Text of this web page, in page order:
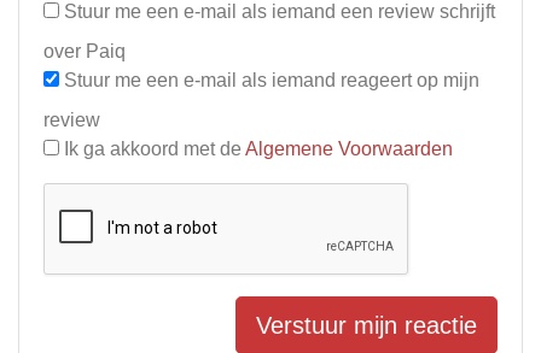
Stuur me een e-mail als iemand een review schrijft
over Paiq
Stuur me een e-mail als iemand reageert op mijn
review
Ik ga akkoord met de Algemene Voorwaarden
Verstuur mijn reactie